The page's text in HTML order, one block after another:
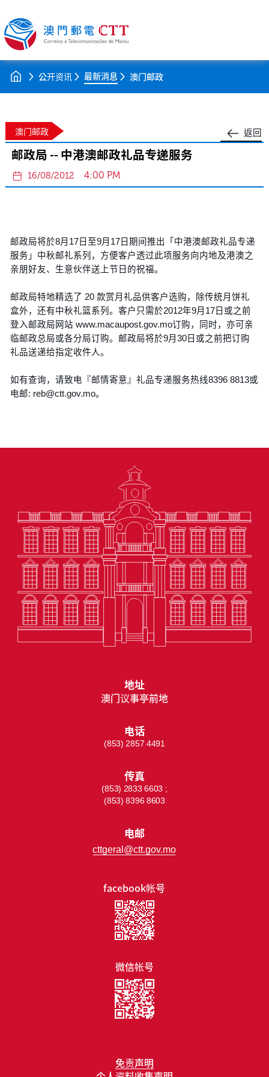
公开资讯 最新消息 澳门邮政
返回
澳门邮政
邮政局 -- 中港澳邮政礼品专递服务
16/08/2012 4:00 PM
邮政局将於8月17日至9月17日期间推出「中港澳邮政礼品专递
服务」中秋邮礼系列，方便客户透过此项服务向内地及港澳之
亲朋好友、生意伙伴送上节日的祝福。
邮政局特地精选了 20 款赏月礼品供客户选购，除传统月饼礼
盒外，还有中秋礼篮系列。客户只需於2012年9月17日或之前
登入邮政局网站 www.macaupost.gov.mo订购，同时，亦可亲
临邮政总局或各分局订购。邮政局将於9月30日或之前把订购
礼品送递给指定收件人。
如有查询，请致电『邮情寄意』礼品专递服务热线8396 8813或
电邮: reb@ctt.gov.mo。
免责声明
facebook帐号
微信帐号
地址
澳门议事亭前地
电话
(853) 2857 4491
传真
(853) 2833 6603 ;
(853) 8396 8603
电邮
cttgeral@ctt.gov.mo